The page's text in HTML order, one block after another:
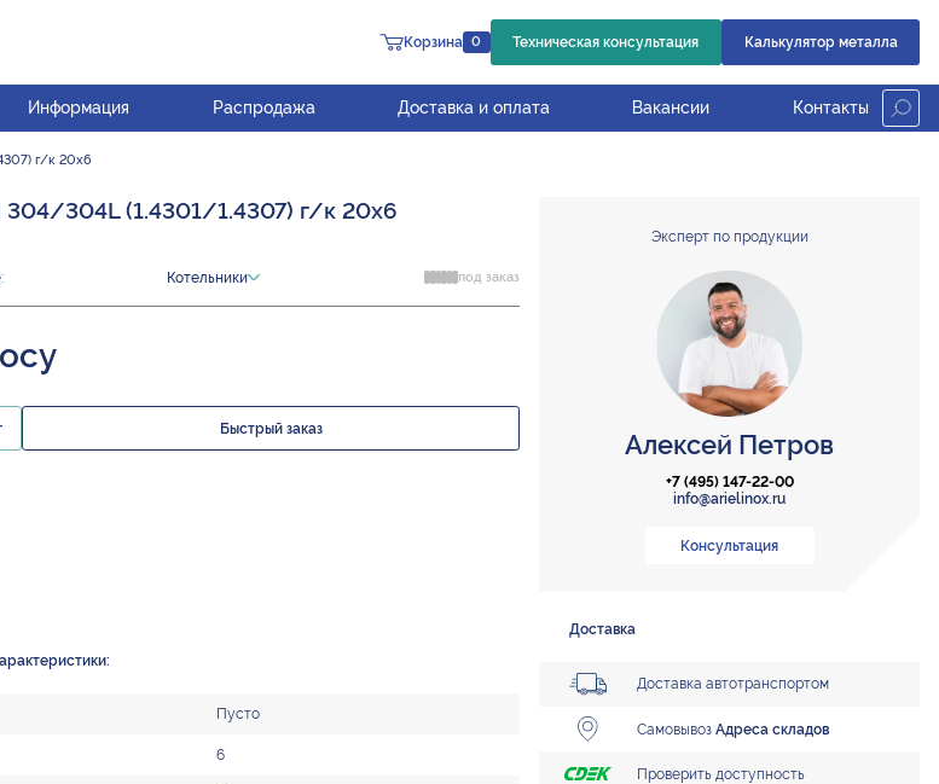
Корзина 0 Техническая консультация Калькулятор металла
Информация Распродажа Доставка и оплата Вакансии Контакты
г/к 20х6
304/304L (1.4301/1.4307) г/к 20х6
Котельники под заказ
Быстрый заказ
Пусто
6
Эксперт по продукции
Алексей Петров
+7 (495) 147-22-00
info@arielinox.ru
Консультация
Доставка
Доставка автотранспортом
СамовывозАдреса складов
Проверить доступность